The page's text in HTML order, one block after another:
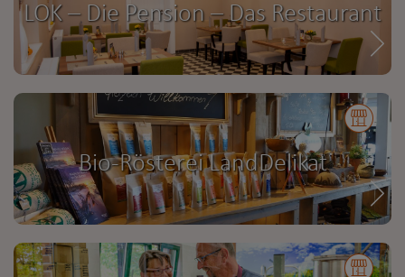
LOK – Die Pension – Das Restaurant
Bio-Rösterei LandDelikat